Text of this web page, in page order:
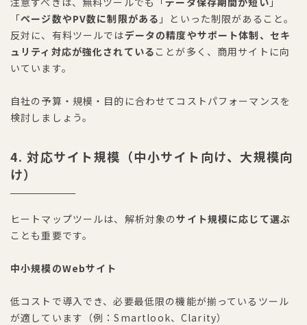
「ページ数やPV数に制限がある 」といった制限があること。
反対に、有料ツールではデータの精度やサポート体制、セキ
ュリティ対応が強化されている ことが多く、商用サイトに向
いています。
自社の予算・規模・目的に合わせてコストパフォーマンスを
検討しましょう。
4. 対応サイト規模（中小サイト向け、大規模向
け）
ヒートマップツールは、解析対象のサイト規模に応じて選ぶ
ことも重要です。
中小規模のWebサイト
低コストで導入でき、必要最低限の機能が揃っているツール
が適しています（例：Smartlook、Clarity）